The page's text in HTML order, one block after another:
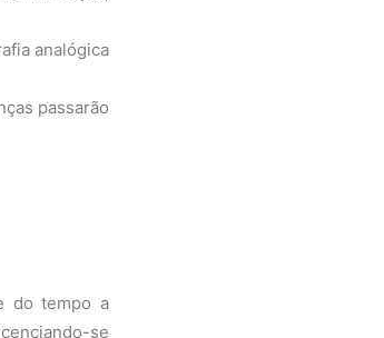
analógica
passarão
do tempo a
se